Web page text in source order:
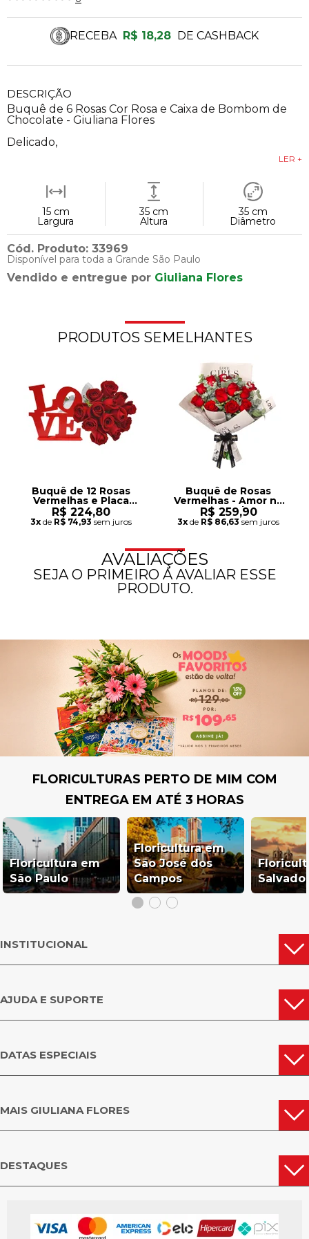
DESCRIÇÃO
Buquê de 6 Rosas Cor Rosa e Caixa de Bombom de
Chocolate - Giuliana Flores
Delicado,
LER +
15 cm
Largura
35 cm
Altura
35 cm
Diâmetro
Cód. Produto: 33969
Disponível para toda a Grande São Paulo
Vendido e entregue por Giuliana Flores
RECEBA R$ 18,28 DE CASHBACK
PRODUTOS SEMELHANTES
Buquê de 12 Rosas
Vermelhas e Placa
Love
R$ 224,80
3xde R$ 74,93 sem juros
Buquê de Rosas
Vermelhas - Amor no
Jornal
R$ 259,90
3x de R$ 86,63sem juros
AVALIAÇÕES
SEJA O PRIMEIRO A AVALIAR ESSE
PRODUTO.
FLORICULTURAS PERTO DE MIM COM
ENTREGA EM ATÉ 3 HORAS
Floricultura em
São Paulo
Floricultura em
São José dos
Campos
INSTITUCIONAL
AJUDA E SUPORTE
DATAS ESPECIAIS
MAIS GIULIANA FLORES
DESTAQUES